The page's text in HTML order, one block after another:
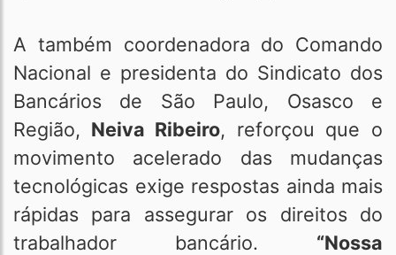
A também coordenadora do Comando
Nacional e presidenta do Sindicato dos
Bancários de São Paulo, Osasco e
Região, Neiva Ribeiro, reforçou que o
movimento acelerado das mudanças
tecnológicas exige respostas ainda mais
rápidas para assegurar os direitos do
trabalhador bancário. “Nossa